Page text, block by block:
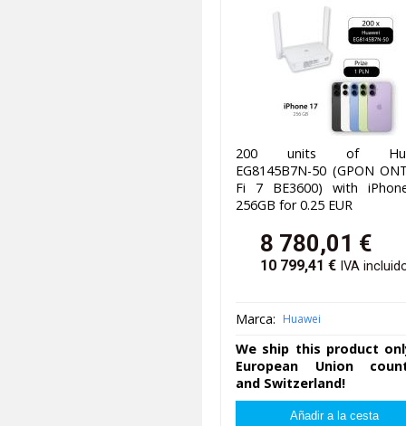
200 units of
EG8145B7N-50 (GPON
Fi 7 BE3600) with
256GB for 0.25 EUR
8 780,01 €
10 799,41 € IVA
Marca: Huawei
We ship this product
European Union
and Switzerland!